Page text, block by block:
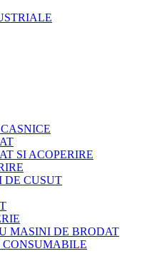
SI ACOPERIRE
DE CUSUT
MASINI DE BRODAT
CONSUMABILE